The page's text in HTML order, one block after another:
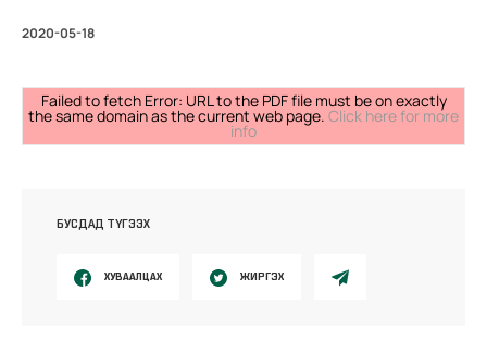
2020-05-18
Failed to fetch Error: URL to the PDF file must be on exactly
the same domain as the current web page. Click here for more
info
БУСДАД ТҮГЭЭХ
ХУВААЛЦАХ ЖИРГЭХ